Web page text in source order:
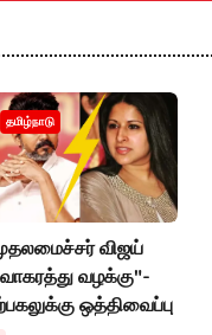
தமிழ்நாடு
விஜய்
வழக்கு"-
ஒத்திவைப்பு